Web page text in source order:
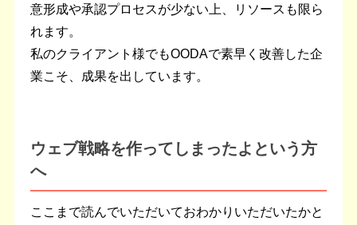
意形成や承認プロセスが少ない上、リソースも限ら
れます。
私のクライアント様でもOODAで素早く改善した企
業こそ、成果を出しています。
ウェブ戦略を作ってしまったよという方
へ
ここまで読んでいただいておわかりいただいたかと